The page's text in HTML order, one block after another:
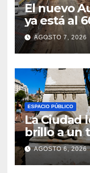
El nuevo
ya está al
volver a
AGOSTO 7, 2026
ESPACIO PÚBLICO
La Ciudad
brillo a un
Congreso
AGOSTO 6, 2026